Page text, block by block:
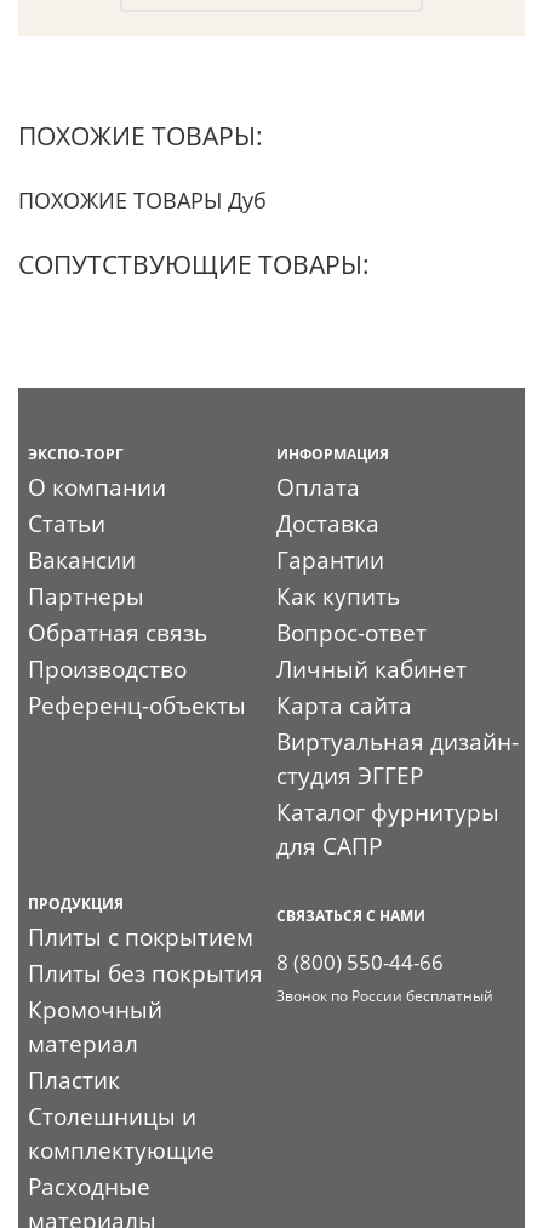
ПОХОЖИЕ ТОВАРЫ:
ПОХОЖИЕ ТОВАРЫ Дуб
СОПУТСТВУЮЩИЕ ТОВАРЫ:
ЭКСПО-ТОРГ
О компании
Статьи
Вакансии
Партнеры
Обратная связь
Производство
Референц-объекты
ИНФОРМАЦИЯ
Оплата
Доставка
Гарантии
Как купить
Вопрос-ответ
Личный кабинет
Карта сайта
Виртуальная дизайн-
студия ЭГГЕР
Каталог фурнитуры
для САПР
ПРОДУКЦИЯ
Плиты с покрытием
Плиты без покрытия
Кромочный
материал
Пластик
Столешницы и
комплектующие
Расходные
материалы
СВЯЗАТЬСЯ С НАМИ
8 (800) 550-44-66
Звонок по России бесплатный